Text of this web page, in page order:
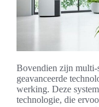
Bovendien zijn multi-
geavanceerde
werking. Deze
technologie, die